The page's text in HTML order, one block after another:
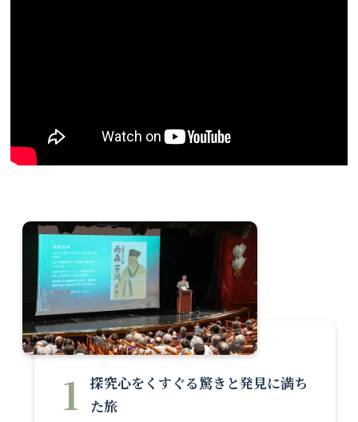
1 探究心をくすぐる驚きと発見に満ち
た旅